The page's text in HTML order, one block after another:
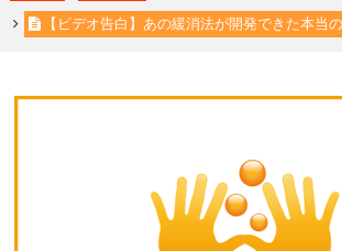
【ビデオ告白】あの緩消法が開発できた本当